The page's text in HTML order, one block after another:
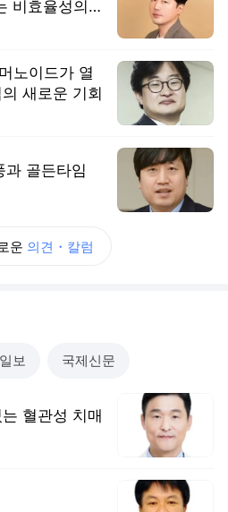
비효율성의
노이드가 열
새로운 기회
과 골든타임
운 의견・칼럼
보 국제신문
혈관성 치매